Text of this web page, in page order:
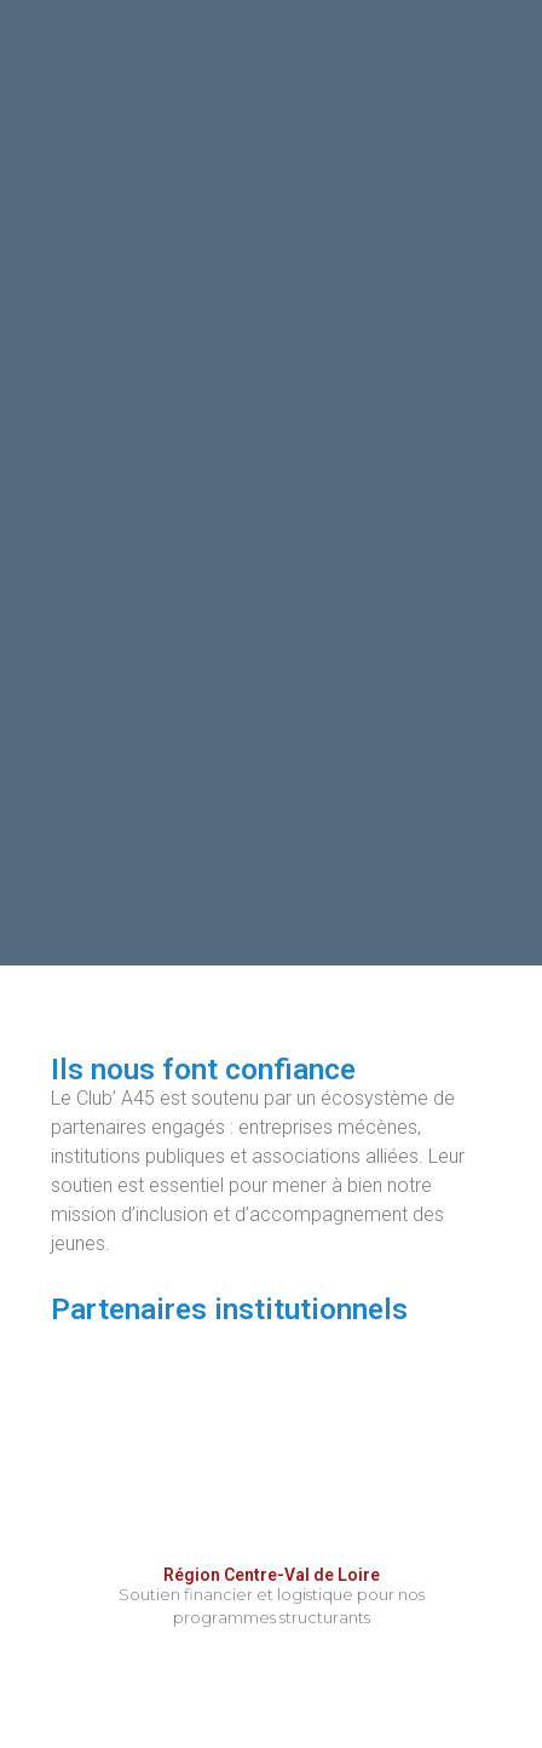
Ils nous font confiance
Le Club’ A45 est soutenu par un écosystème de
partenaires engagés : entreprises mécènes,
institutions publiques et associations alliées. Leur
soutien est essentiel pour mener à bien notre
mission d’inclusion et d’accompagnement des
jeunes.
Partenaires institutionnels
Région Centre-Val de Loire
Soutien financier et logistique pour nos
programmes structurants